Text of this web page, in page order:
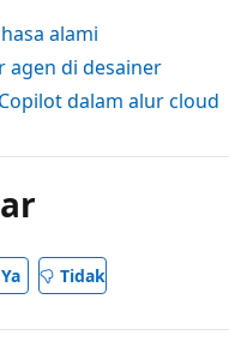
alami
agen di desainer
dalam alur cloud
Ya Tidak